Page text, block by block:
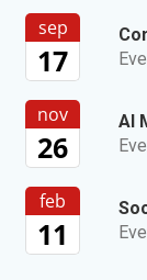
sep
17
nov
26
AI
feb
11